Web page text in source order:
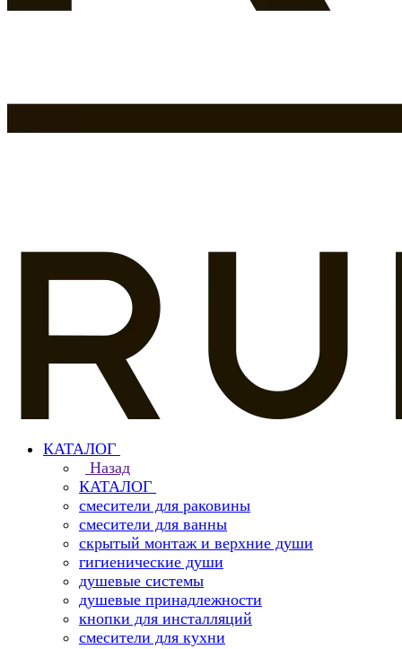
КАТАЛОГ
Назад
КАТАЛОГ
смесители для раковины
смесители для ванны
скрытый монтаж и верхние души
гигиенические души
душевые системы
душевые принадлежности
кнопки для инсталляций
смесители для кухни